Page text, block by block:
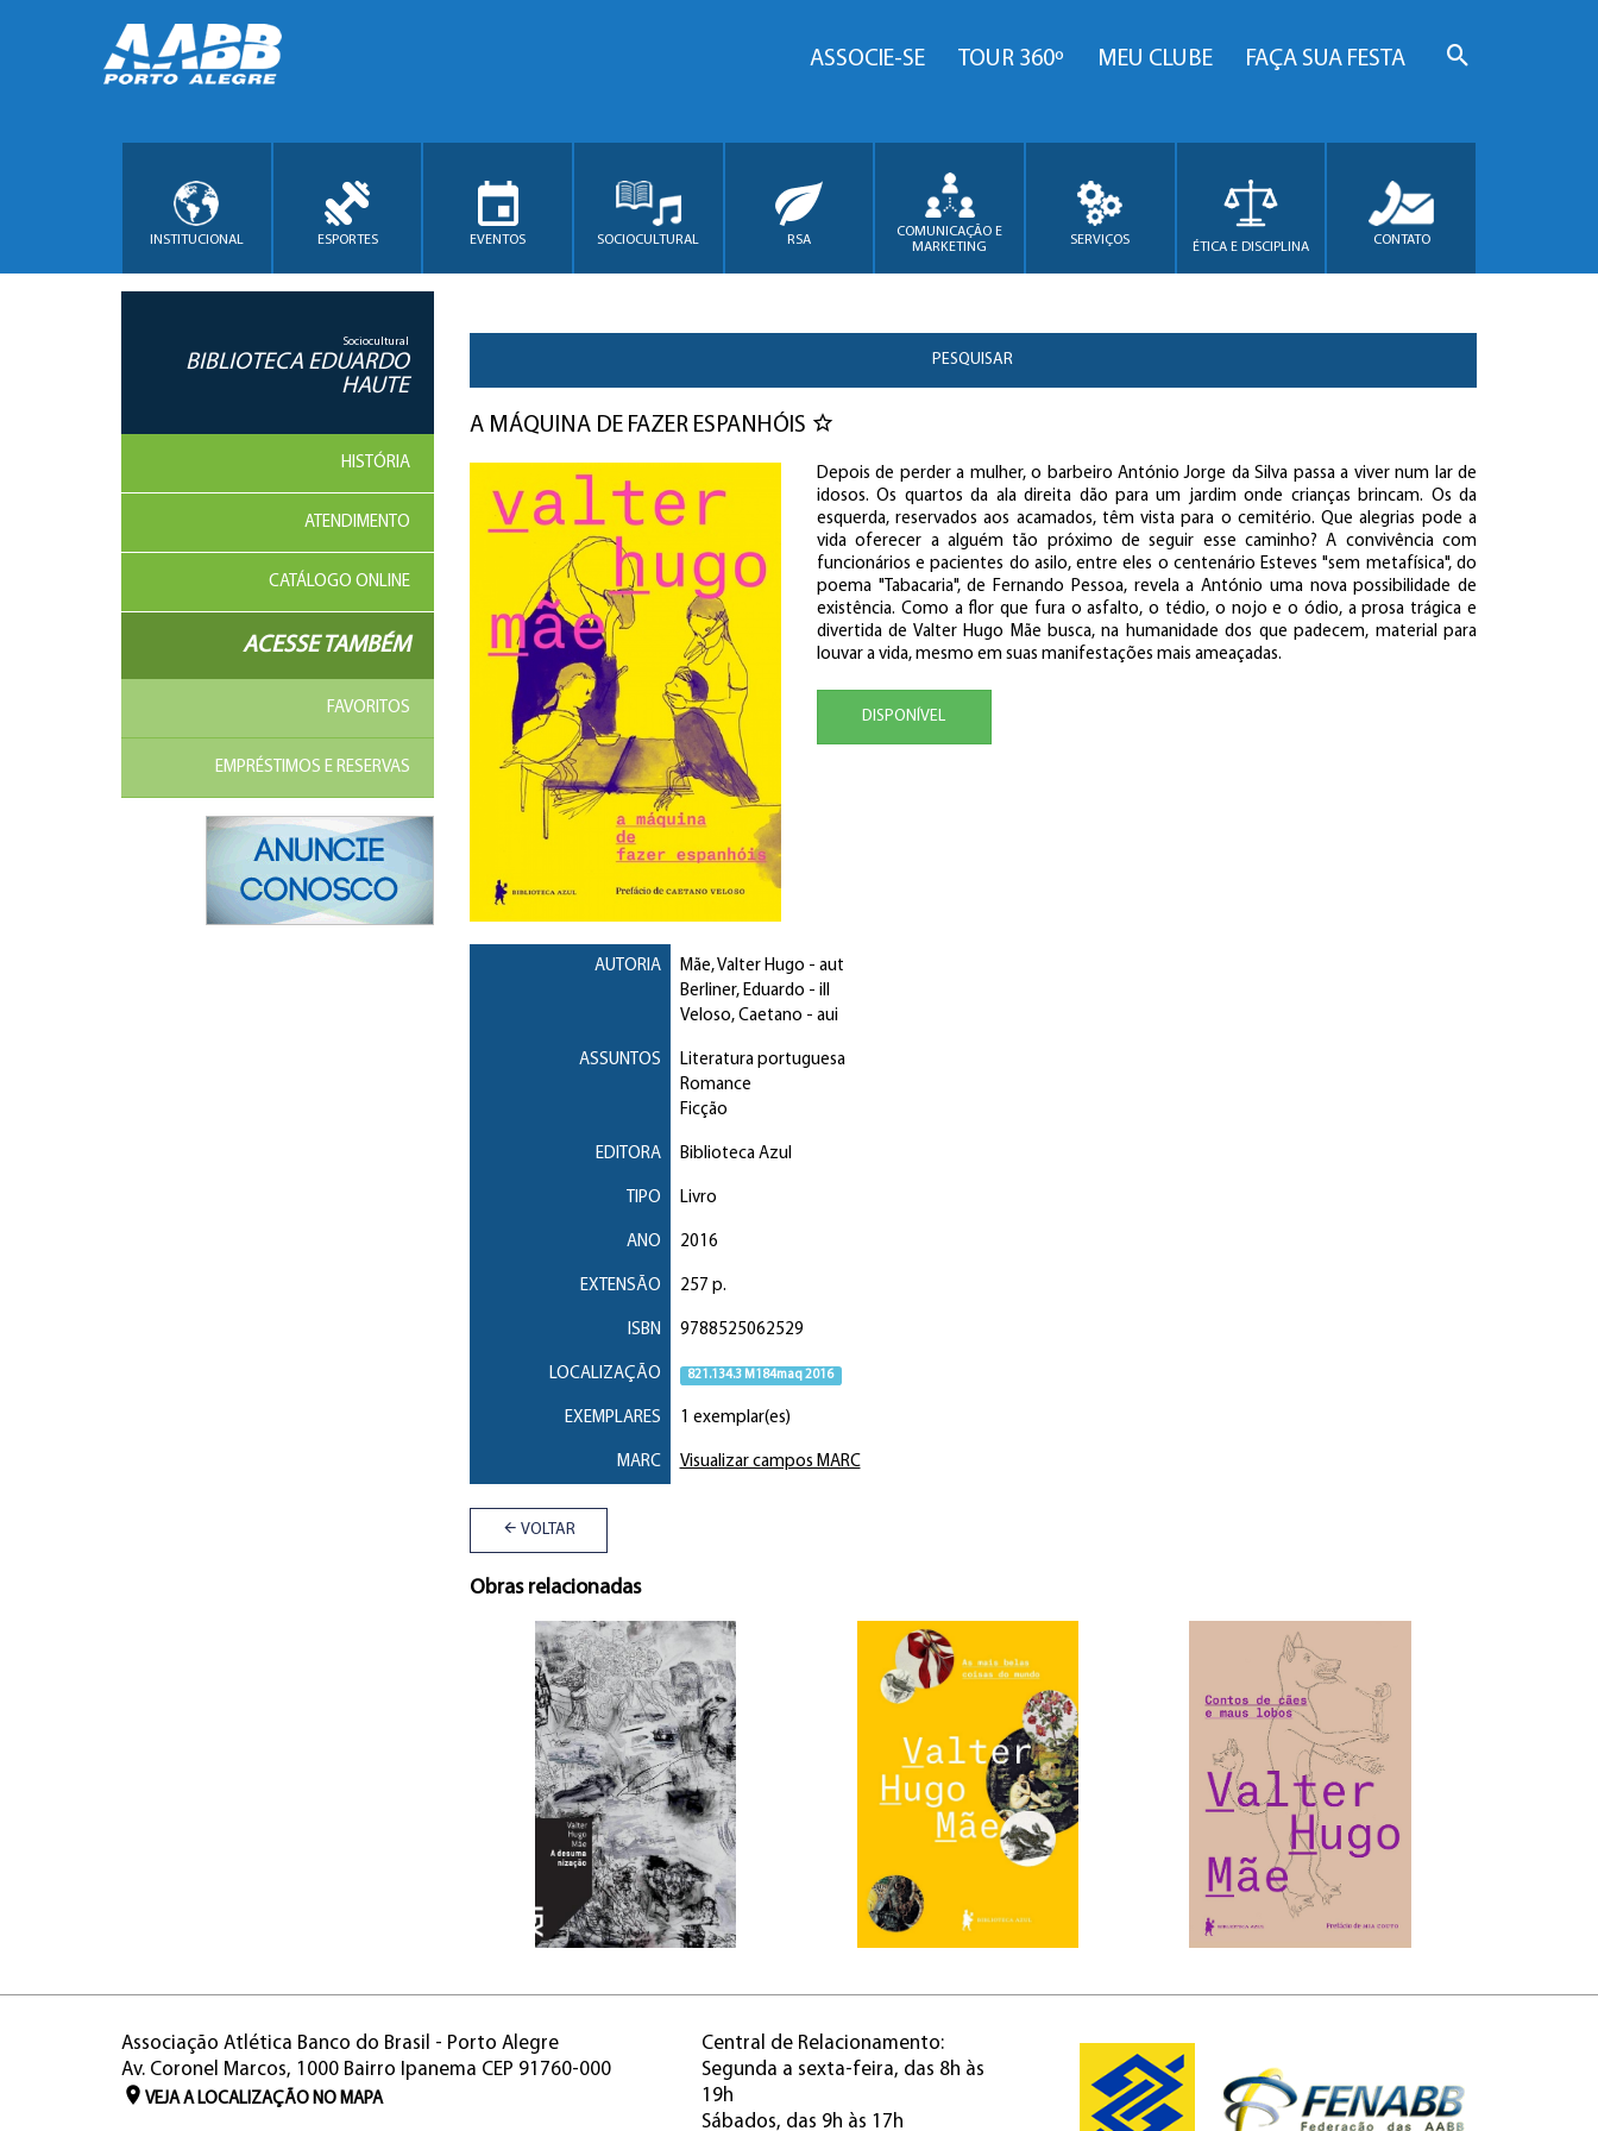
ASSOCIE-SE TOUR 360º MEU CLUBE FAÇA SUA FESTA
INSTITUCIONAL ESPORTES EVENTOS SOCIOCULTURAL RSA
COMUNICAÇÃO E
MARKETING
SERVIÇOS ÉTICA E DISCIPLINA CONTATO
Sociocultural
BIBLIOTECA EDUARDO
HAUTE
HISTÓRIA
ATENDIMENTO
CATÁLOGO ONLINE
ACESSE TAMBÉM
FAVORITOS
EMPRÉSTIMOS E RESERVAS
PESQUISAR
A MÁQUINA DE FAZER ESPANHÓIS
Depois de perder a mulher, o barbeiro António Jorge da Silva passa a viver num lar de
idosos. Os quartos da ala direita dão para um jardim onde crianças brincam. Os da
esquerda, reservados aos acamados, têm vista para o cemitério. Que alegrias pode a
vida oferecer a alguém tão próximo de seguir esse caminho? A convivência com
funcionários e pacientes do asilo, entre eles o centenário Esteves "sem metafísica", do
poema "Tabacaria", de Fernando Pessoa, revela a António uma nova possibilidade de
existência. Como a flor que fura o asfalto, o tédio, o nojo e o ódio, a prosa trágica e
divertida de Valter Hugo Mãe busca, na humanidade dos que padecem, material para
louvar a vida, mesmo em suas manifestações mais ameaçadas.
DISPONÍVEL
AUTORIA Mãe, Valter Hugo - aut
Berliner, Eduardo - ill
Veloso, Caetano - aui
ASSUNTOS
Literatura portuguesa
Romance
Ficção
EDITORA Biblioteca Azul
TIPO Livro
ANO 2016
EXTENSÃO 257 p.
ISBN 9788525062529
LOCALIZAÇÃO 821.134.3 M184maq 2016
EXEMPLARES 1 exemplar(es)
MARC Visualizar campos MARC
VOLTAR
Obras relacionadas
Associação Atlética Banco do Brasil - Porto Alegre
Av. Coronel Marcos, 1000 Bairro Ipanema CEP 91760-000
VEJA A LOCALIZAÇÃO NO MAPA
Central de Relacionamento:
Segunda a sexta-feira, das 8h às
19h
Sábados, das 9h às 17h